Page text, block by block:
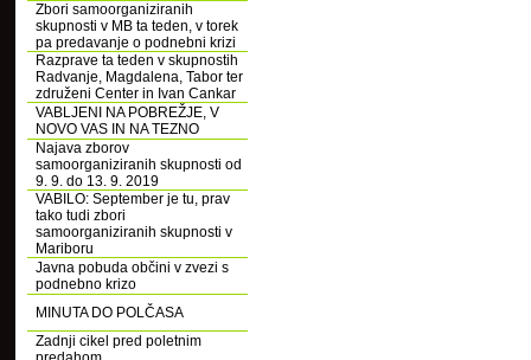
Zbori samoorganiziranih
skupnosti v MB ta teden, v torek
pa predavanje o podnebni krizi
Razprave ta teden v skupnostih
Radvanje, Magdalena, Tabor ter
združeni Center in Ivan Cankar
VABLJENI NA POBREŽJE, V
NOVO VAS IN NA TEZNO
Najava zborov
samoorganiziranih skupnosti od
9. 9. do 13. 9. 2019
VABILO: September je tu, prav
tako tudi zbori
samoorganiziranih skupnosti v
Mariboru
Javna pobuda občini v zvezi s
podnebno krizo
MINUTA DO POLČASA
Zadnji cikel pred poletnim